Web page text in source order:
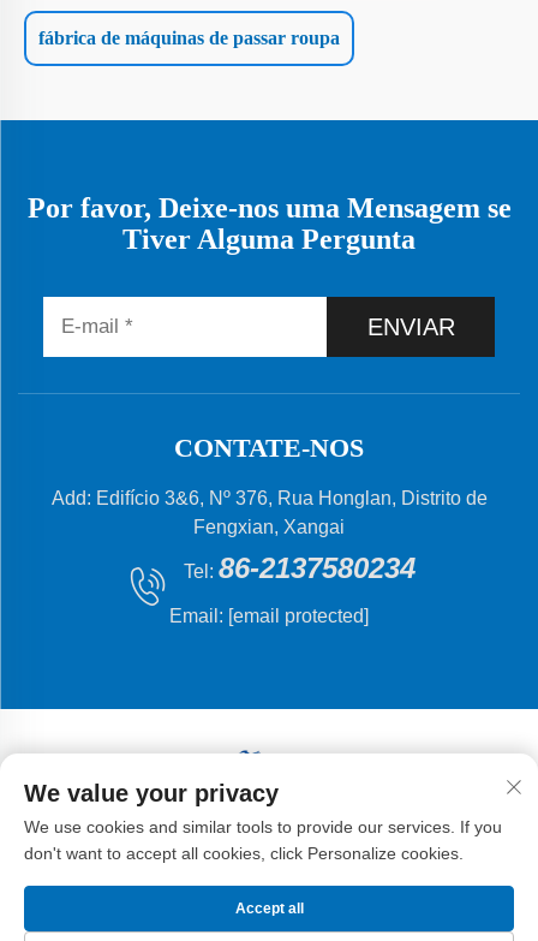
fábrica de máquinas de passar roupa
Por favor, Deixe-nos uma Mensagem se
Tiver Alguma Pergunta
ENVIAR
CONTATE-NOS
Add: Edifício 3&6, Nº 376, Rua Honglan, Distrito de
Fengxian, Xangai
Tel: 86-2137580234
Email: [email protected]
Direitos autorais © 2024 Shanghai Flying Fish Machinery
Manufacturing Co., Ltd.
We value your privacy
We use cookies and similar tools to provide our services. If you
don't want to accept all cookies, click Personalize cookies.
Accept all